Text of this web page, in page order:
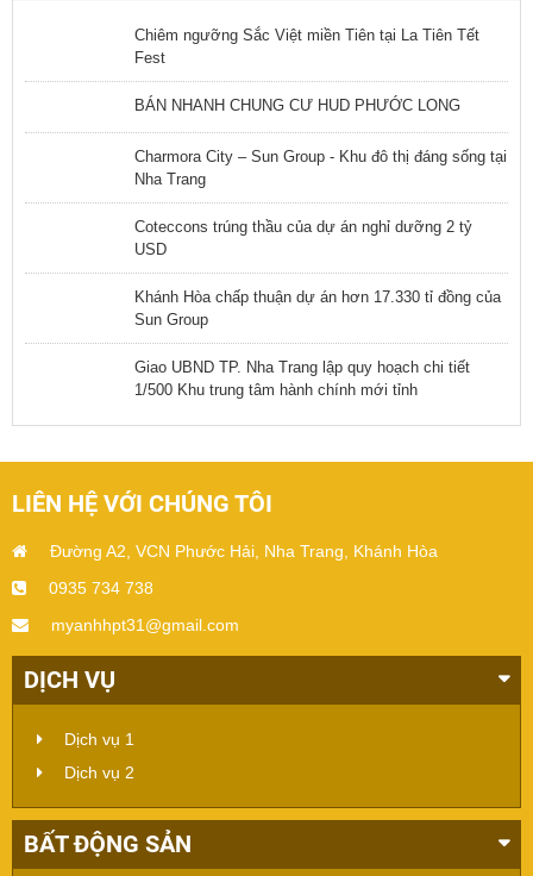
Chiêm ngưỡng Sắc Việt miền Tiên tại La Tiên Tết
Fest
BÁN NHANH CHUNG CƯ HUD PHƯỚC LONG
Charmora City – Sun Group - Khu đô thị đáng sống tại
Nha Trang
Coteccons trúng thầu của dự án nghỉ dưỡng 2 tỷ
USD
Khánh Hòa chấp thuận dự án hơn 17.330 tỉ đồng của
Sun Group
Giao UBND TP. Nha Trang lập quy hoạch chi tiết
1/500 Khu trung tâm hành chính mới tỉnh
LIÊN HỆ VỚI CHÚNG TÔI
Đường A2, VCN Phước Hải, Nha Trang, Khánh Hòa
0935 734 738
myanhhpt31@gmail.com
DỊCH VỤ
Dịch vụ 1
Dịch vụ 2
BẤT ĐỘNG SẢN